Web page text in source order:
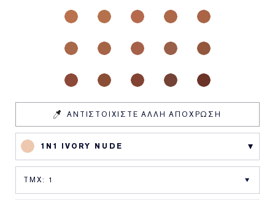
ΑΝΤΙΣΤΟΙΧΙΣΤΕ ΑΛΛΗ ΑΠΟΧΡΩΣΗ
1N1 IVORY NUDE